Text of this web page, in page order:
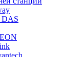
DAS